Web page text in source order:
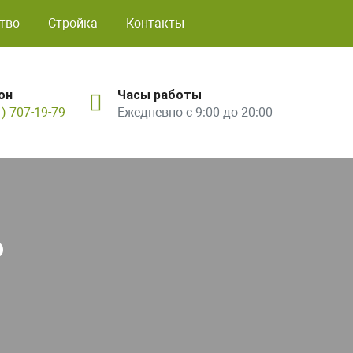
Стройка Контакты
707-19-79
Часы работы
Ежедневно с 9:00 до 20:00